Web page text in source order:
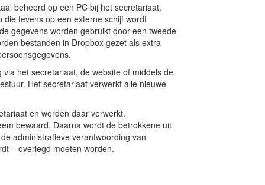
beheerd op een PC bij het secretariaat.
tevens op een externe schijf wordt
gegevens worden gebruikt door een tweede
bestanden in Dropbox gezet als extra
het secretariaat, de website of middels de
Het secretariaat verwerkt alle nieuwe
en worden daar verwerkt.
bewaard. Daarna wordt de betrokkene uit
administratieve verantwoording van
– overlegd moeten worden.